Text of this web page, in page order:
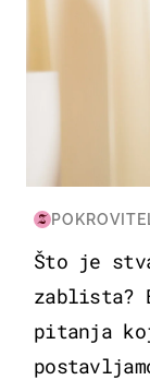
Što je
zablista?
pitanja